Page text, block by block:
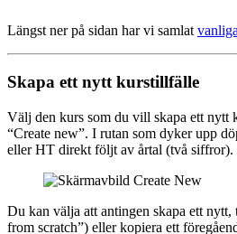
Längst ner på sidan har vi samlat
Skapa ett nytt kurstillfälle
Välj den kurs som du vill skapa ett nytt
“Create new”. I rutan som dyker upp
eller HT direkt följt av årtal (två siffror).
Du kan välja att antingen skapa ett
from scratch”) eller kopiera ett